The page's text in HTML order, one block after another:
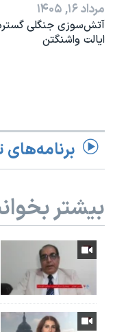
مرداد ۱۶, ۱۴۰۵
آتش‌سوزی جنگلی
ایالت واشنگتن
برنامه‌های
بیشتر